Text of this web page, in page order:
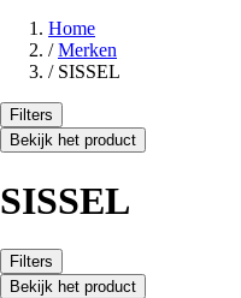
Home
/ Merken
/ SISSEL
Filters
Bekijk het product
SISSEL
Filters
Bekijk het product